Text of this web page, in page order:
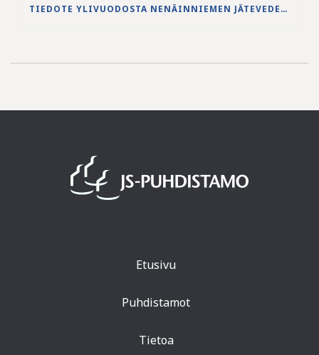
TIEDOTE YLIVUODOSTA NENÄINNIEMEN JÄTEVEDENPUHDISTAMOLLA
Etusivu
Puhdistamot
Tietoa